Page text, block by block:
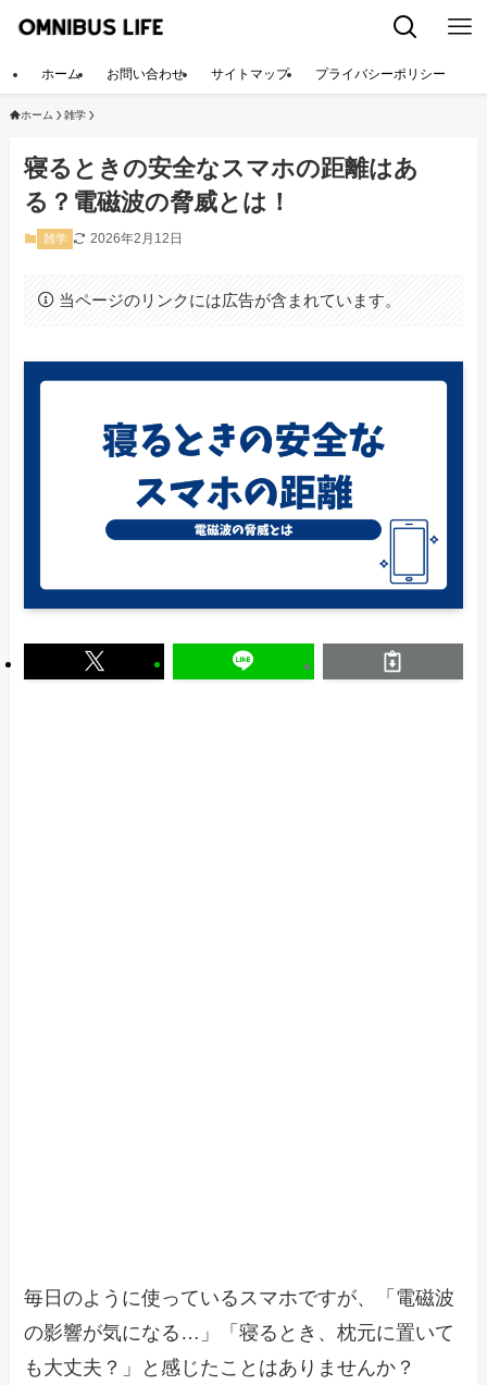
ホーム お問い合わせ サイトマップ プライバシーポリシー
ホーム 雑学
寝るときの安全なスマホの距離はあ
る？電磁波の脅威とは！
雑学 2026年2月12日
当ページのリンクには広告が含まれています。
毎日のように使っているスマホですが、「電磁波
の影響が気になる…」「寝るとき、枕元に置いて
も大丈夫？」と感じたことはありませんか？